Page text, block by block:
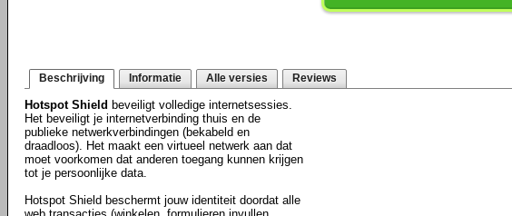
Beschrijving Informatie Alle versies Reviews
Hotspot Shield beveiligt volledige internetsessies.
Het beveiligt je internetverbinding thuis en de
publieke netwerkverbindingen (bekabeld en
draadloos). Het maakt een virtueel netwerk aan dat
moet voorkomen dat anderen toegang kunnen krijgen
tot je persoonlijke data.
Hotspot Shield beschermt jouw identiteit doordat alle